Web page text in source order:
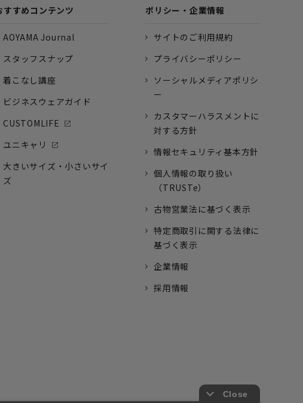
すすめコンテンツ
AOYAMA Journal
スタッフスナップ
着こなし講座
ビジネスウェアガイド
CUSTOMLIFE
ユニキャリ
大きいサイズ・小さいサイ
ズ
ポリシー・企業情報
サイトのご利用規約
プライバシーポリシー
ソーシャルメディアポリシ
ー
カスタマーハラスメントに
対する方針
情報セキュリティ基本方針
個人情報の取り扱い
（TRUSTe）
古物営業法に基づく表示
特定商取引に関する法律に
基づく表示
企業情報
採用情報